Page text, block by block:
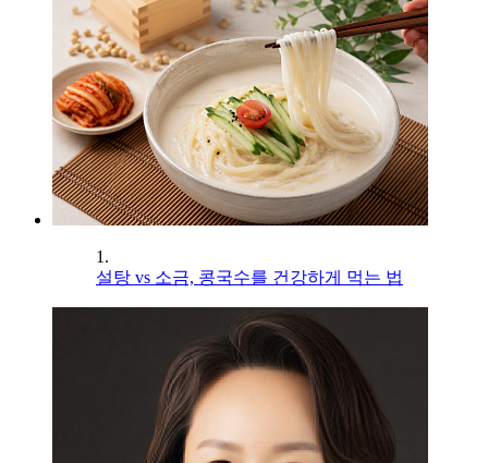
1.
설탕 vs 소금, 콩국수를 건강하게 먹는 법